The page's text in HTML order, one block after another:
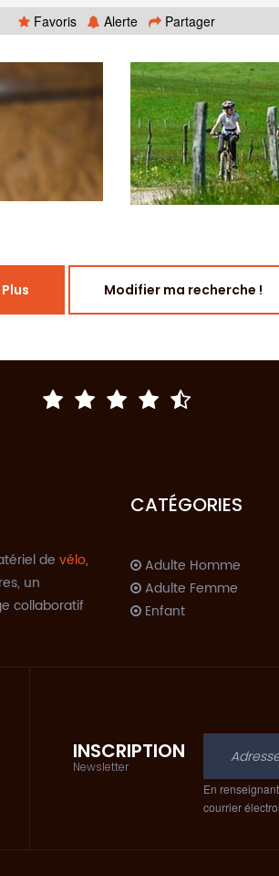
Favoris Alerte Partager
Modifier ma recherche !
de vélo,
un
collaboratif
CATÉGORIES
Adulte Homme
Adulte Femme
Enfant
INSCRIPTION
Newsletter
En
courrier